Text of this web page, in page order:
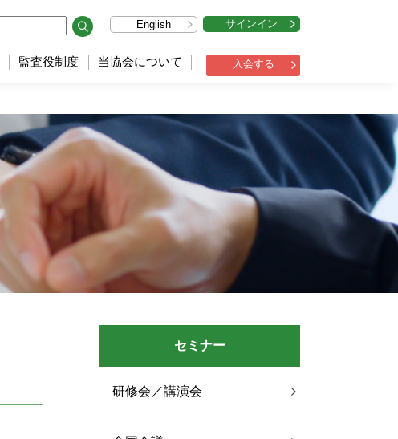
監査役制度 当協会について 入会する
English サインイン
セミナー
研修会／講演会